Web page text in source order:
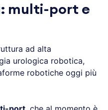
multi-port e
ad alta
urologica robotica,
robotiche oggi più